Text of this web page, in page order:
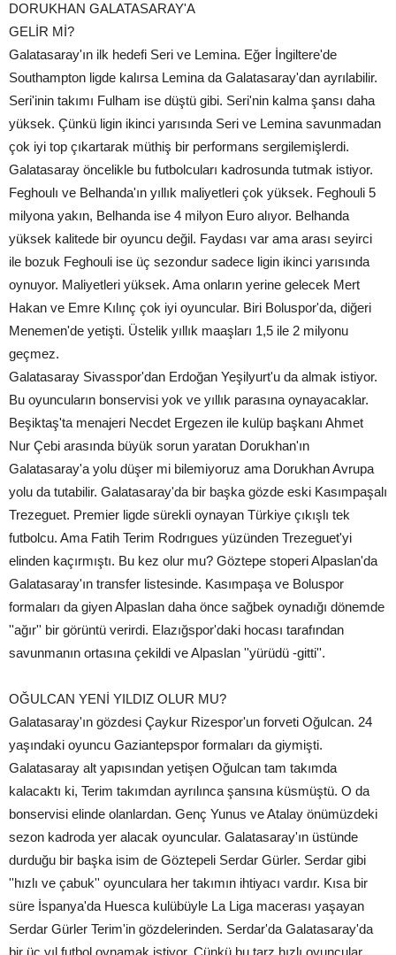
DORUKHAN GALATASARAY'A
GELİR Mİ?
Galatasaray'ın ilk hedefi Seri ve Lemina. Eğer İngiltere'de
Southampton ligde kalırsa Lemina da Galatasaray'dan ayrılabilir.
Seri'inin takımı Fulham ise düştü gibi. Seri'nin kalma şansı daha
yüksek. Çünkü ligin ikinci yarısında Seri ve Lemina savunmadan
çok iyi top çıkartarak müthiş bir performans sergilemişlerdi.
Galatasaray öncelikle bu futbolcuları kadrosunda tutmak istiyor.
Feghoulı ve Belhanda'ın yıllık maliyetleri çok yüksek. Feghouli 5
milyona yakın, Belhanda ise 4 milyon Euro alıyor. Belhanda
yüksek kalitede bir oyuncu değil. Faydası var ama arası seyirci
ile bozuk Feghouli ise üç sezondur sadece ligin ikinci yarısında
oynuyor. Maliyetleri yüksek. Ama onların yerine gelecek Mert
Hakan ve Emre Kılınç çok iyi oyuncular. Biri Boluspor'da, diğeri
Menemen'de yetişti. Üstelik yıllık maaşları 1,5 ile 2 milyonu
geçmez.
Galatasaray Sivasspor'dan Erdoğan Yeşilyurt'u da almak istiyor.
Bu oyuncuların bonservisi yok ve yıllık parasına oynayacaklar.
Beşiktaş'ta menajeri Necdet Ergezen ile kulüp başkanı Ahmet
Nur Çebi arasında büyük sorun yaratan Dorukhan'ın
Galatasaray'a yolu düşer mi bilemiyoruz ama Dorukhan Avrupa
yolu da tutabilir. Galatasaray'da bir başka gözde eski Kasımpaşalı
Trezeguet. Premier ligde sürekli oynayan Türkiye çıkışlı tek
futbolcu. Ama Fatih Terim Rodrıgues yüzünden Trezeguet'yi
elinden kaçırmıştı. Bu kez olur mu? Göztepe stoperi Alpaslan'da
Galatasaray'ın transfer listesinde. Kasımpaşa ve Boluspor
formaları da giyen Alpaslan daha önce sağbek oynadığı dönemde
''ağır'' bir görüntü verirdi. Elazığspor'daki hocası tarafından
savunmanın ortasına çekildi ve Alpaslan ''yürüdü -gitti''.
OĞULCAN YENİ YILDIZ OLUR MU?
Galatasaray'ın gözdesi Çaykur Rizespor'un forveti Oğulcan. 24
yaşındaki oyuncu Gaziantepspor formaları da giymişti.
Galatasaray alt yapısından yetişen Oğulcan tam takımda
kalacaktı ki, Terim takımdan ayrılınca şansına küsmüştü. O da
bonservisi elinde olanlardan. Genç Yunus ve Atalay önümüzdeki
sezon kadroda yer alacak oyuncular. Galatasaray'ın üstünde
durduğu bir başka isim de Göztepeli Serdar Gürler. Serdar gibi
''hızlı ve çabuk'' oyunculara her takımın ihtiyacı vardır. Kısa bir
süre İspanya'da Huesca kulübüyle La Liga macerası yaşayan
Serdar Gürler Terim'in gözdelerinden. Serdar'da Galatasaray'da